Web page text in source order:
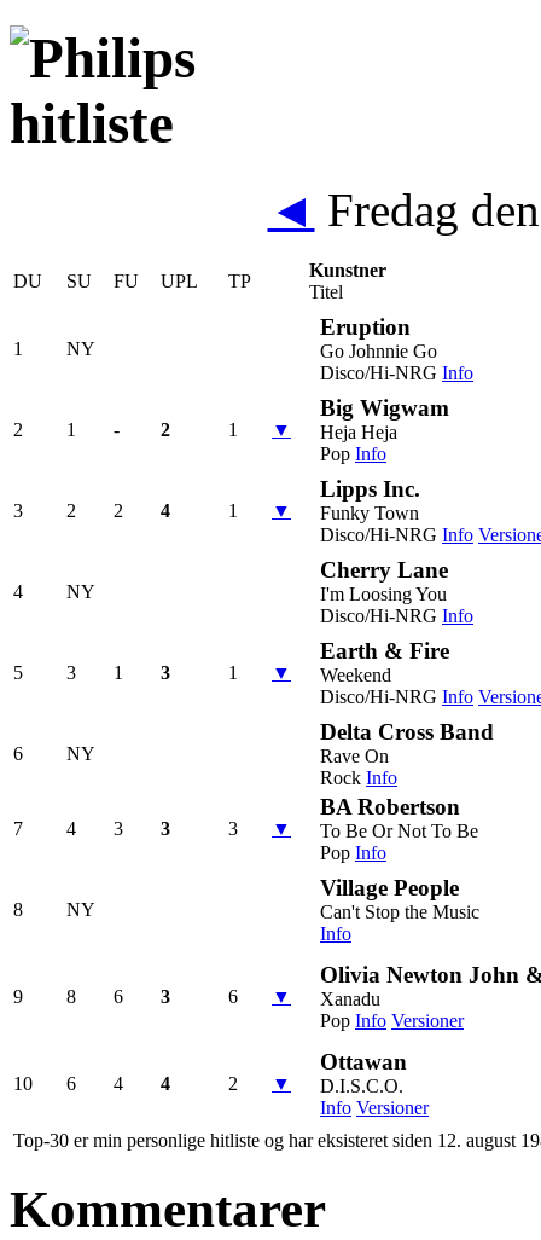
◄ Fredag
DU SU FU UPL TP
Kunstner
Titel
1 NY
Eruption
Go Johnnie Go
Disco/Hi-NRG Info
2 1 - 2 1 ▼
Big Wigwam
Heja Heja
Pop Info
3 2 2 4 1 ▼
Lipps Inc.
Funky Town
Disco/Hi-NRG Info
4 NY
Cherry Lane
I'm Loosing You
Disco/Hi-NRG Info
5 3 1 3 1 ▼
Earth & Fire
Weekend
Disco/Hi-NRG Info
6 NY
Delta Cross Band
Rave On
Rock Info
7 4 3 3 3 ▼
BA Robertson
To Be Or Not To Be
Pop Info
8 NY
Village People
Can't Stop the Music
Info
9 8 6 3 6 ▼
Olivia Newton John
Xanadu
Pop Info Versioner
10 6 4 4 2 ▼
Ottawan
D.I.S.C.O.
Info Versioner
Top-30 er min personlige hitliste og har eksisteret siden 12. august
Kommentarer